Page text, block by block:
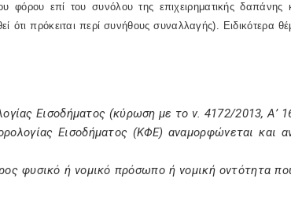
φόρου επί του συνόλου της επιχειρηματικής δαπάνης
ότι πρόκειται περί συνήθους συναλλαγής). Ειδικότερα
Εισοδήματος (κύρωση με το ν. 4172/2013, Α’
Εισοδήματος (ΚΦΕ) αναμορφώνεται και
φυσικό ή νομικό πρόσωπο ή νομική οντότητα